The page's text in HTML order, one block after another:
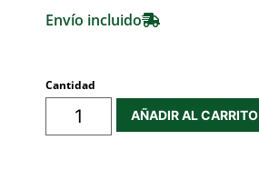
Envío incluido
Cantidad
AÑADIR AL CARRITO